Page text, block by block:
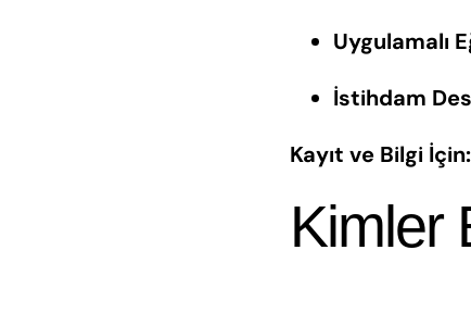
Uygulamalı
İstihdam
Kayıt ve Bilgi İçin:
Kimler